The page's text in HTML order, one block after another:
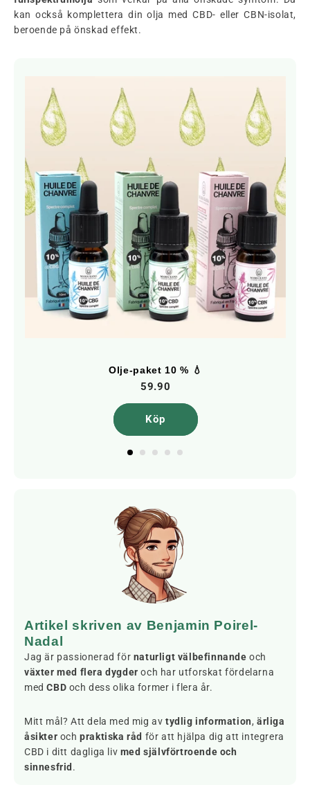
kan också komplettera din olja med CBD- eller CBN-isolat,
beroende på önskad effekt.
Olje-paket 10 % 💧
59.90
Köp
Artikel skriven av Benjamin Poirel-
Nadal
Jag är passionerad för naturligt välbefinnande och
växter med flera dygder och har utforskat fördelarna
medCBD och dess olika former i flera år.
Mitt mål? Att dela med mig av tydlig information,ärliga
åsikter ochpraktiska råd för att hjälpa dig att integrera
CBD i ditt dagliga liv med självförtroende och
sinnesfrid .